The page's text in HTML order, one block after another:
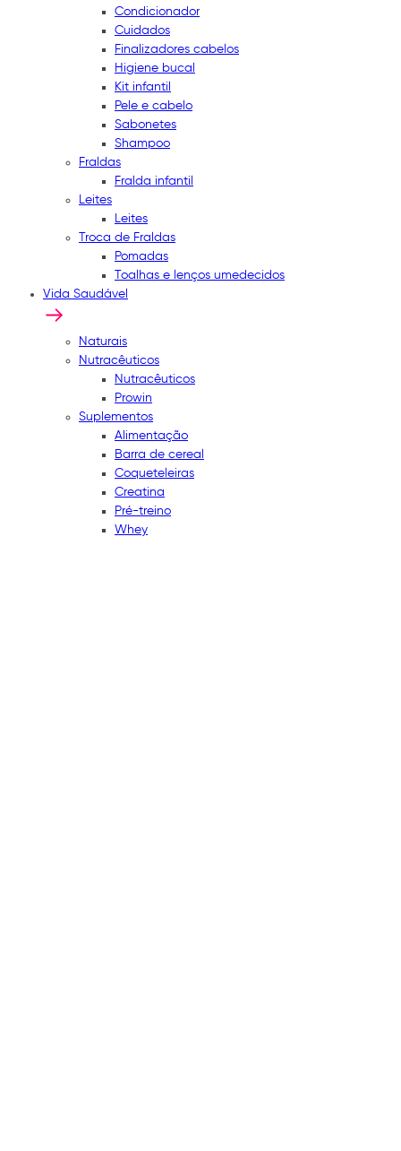
Condicionador
Cuidados
Finalizadores cabelos
Higiene bucal
Kit infantil
Pele e cabelo
Sabonetes
Shampoo
Fraldas
Fralda infantil
Leites
Leites
Troca de Fraldas
Pomadas
Toalhas e lenços umedecidos
Vida Saudável
Naturais
Nutracêuticos
Nutracêuticos
Prowin
Suplementos
Alimentação
Barra de cereal
Coqueteleiras
Creatina
Pré-treino
Whey